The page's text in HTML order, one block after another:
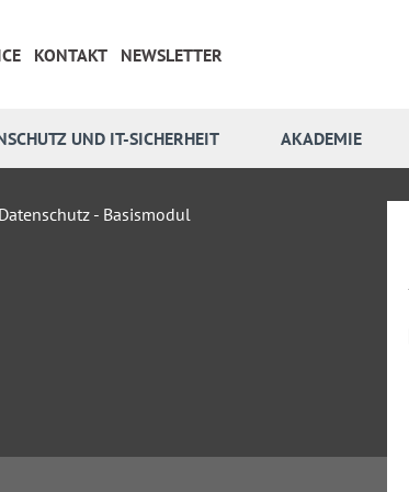
KONTAKT NEWSLETTER
UND IT-SICHERHEIT AKADEMIE